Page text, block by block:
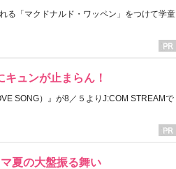
る「マクドナルド・ワッペン」をつけて学童
ュンが止まらん！
SONG）』が8／５よりJ:COM STREAMで
夏の大盤振る舞い